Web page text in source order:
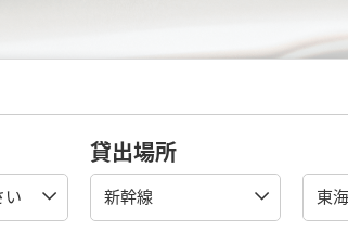
貸出場所